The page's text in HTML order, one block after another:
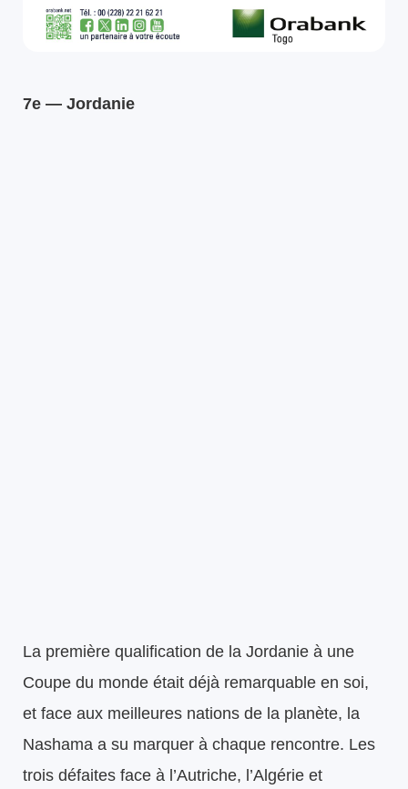
7e — Jordanie
La première qualification de la Jordanie à une
Coupe du monde était déjà remarquable en soi,
et face aux meilleures nations de la planète, la
Nashama a su marquer à chaque rencontre. Les
trois défaites face à l’Autriche, l’Algérie et